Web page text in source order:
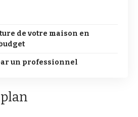
de votre maison en
un professionnel